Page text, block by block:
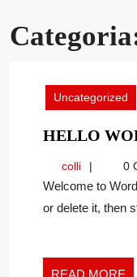
Uncategorized
HELLO
collicolli 0
Welcome to WordPress. This is your first post. Edit
or delete it, then
READ MORE